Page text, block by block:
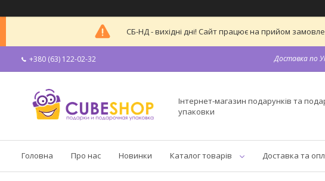
СБ-НД - вихідні дні! Сайт працює на прийом
+380 (63) 122-02-32 Доставка по
Інтернет-магазин подарунків та
упаковки
Головна Про нас Новинки Каталог товарів Доставка та